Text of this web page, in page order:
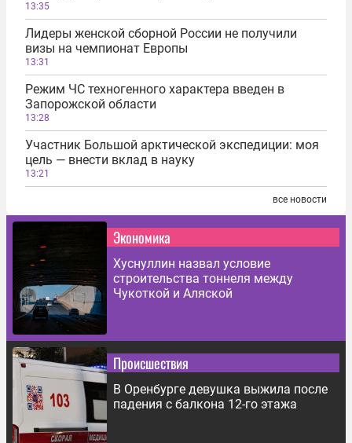
13:35
Лидеры женской сборной России не получили
визы на чемпионат Европы
13:31
Режим ЧС техногенного характера введен в
Запорожской области
13:28
Участник Большой арктической экспедиции: моя
цель — внести вклад в науку
13:21
все новости
Экономика
Хуснуллин назвал условие
строительства тоннеля между
Чукоткой и Аляской
Происшествия
В Оренбурге девушка выжила после
падения с балкона 12-го этажа